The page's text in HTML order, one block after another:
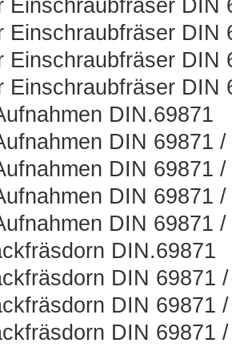
Einschraubfräser DIN
Einschraubfräser DIN
Einschraubfräser DIN
Einschraubfräser DIN
DIN.69871
DIN 69871
DIN 69871
DIN 69871
DIN 69871
DIN.69871
DIN 69871
DIN 69871
DIN 69871